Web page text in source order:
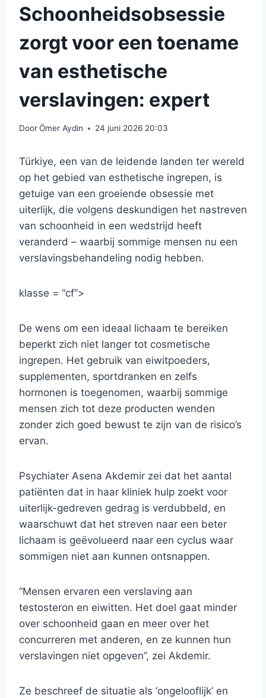
Schoonheidsobsessie
zorgt voor een toename
van esthetische
verslavingen: expert
DoorÖmer Aydin 24 juni 2026 20:03
Türkiye, een van de leidende landen ter wereld
op het gebied van esthetische ingrepen, is
getuige van een groeiende obsessie met
uiterlijk, die volgens deskundigen het nastreven
van schoonheid in een wedstrijd heeft
veranderd – waarbij sommige mensen nu een
verslavingsbehandeling nodig hebben.
klasse = “cf”>
De wens om een ​​ideaal lichaam te bereiken
beperkt zich niet langer tot cosmetische
ingrepen. Het gebruik van eiwitpoeders,
supplementen, sportdranken en zelfs
hormonen is toegenomen, waarbij sommige
mensen zich tot deze producten wenden
zonder zich goed bewust te zijn van de risico’s
ervan.
Psychiater Asena Akdemir zei dat het aantal
patiënten dat in haar kliniek hulp zoekt voor
uiterlijk-gedreven gedrag is verdubbeld, en
waarschuwt dat het streven naar een beter
lichaam is geëvolueerd naar een cyclus waar
sommigen niet aan kunnen ontsnappen.
“Mensen ervaren een verslaving aan
testosteron en eiwitten. Het doel gaat minder
over schoonheid gaan en meer over het
concurreren met anderen, en ze kunnen hun
verslavingen niet opgeven”, zei Akdemir.
Ze beschreef de situatie als ‘ongelooflijk’ en